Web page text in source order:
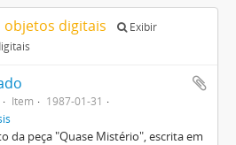
digitais
Exibir
Item
1987-01-31
da peça "Quase Mistério", escrita em